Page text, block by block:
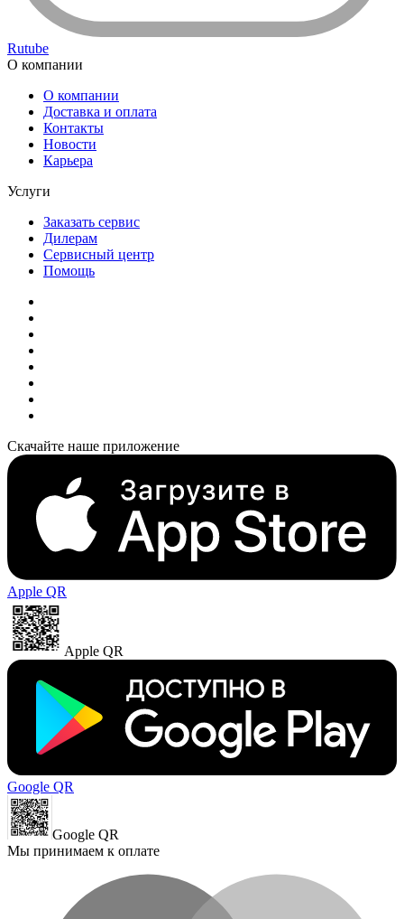
Rutube
О компании
О компании
Доставка и оплата
Контакты
Новости
Карьера
Услуги
Заказать сервис
Дилерам
Сервисный центр
Помощь
Скачайте наше приложение
Apple QR
Apple QR
Google QR
Google QR
Мы принимаем к оплате